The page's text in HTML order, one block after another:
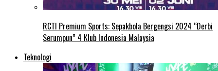
RCTI Premium Sports: Sepakbola Bergengsi 2024 “Derbi
Serumpun” 4 Klub Indonesia Malaysia
Teknologi